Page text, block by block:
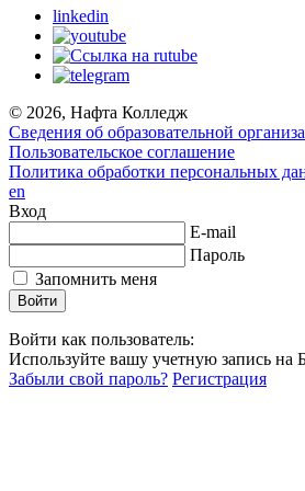
linkedin
© 2026, Нафта Колледж
Сведения об образовательной
Пользовательское соглашение
Политика обработки персональных
en
Вход
E-mail
Пароль
Запомнить меня
Войти как пользователь:
Используйте вашу учетную запись на
Забыли свой пароль? Регистрация